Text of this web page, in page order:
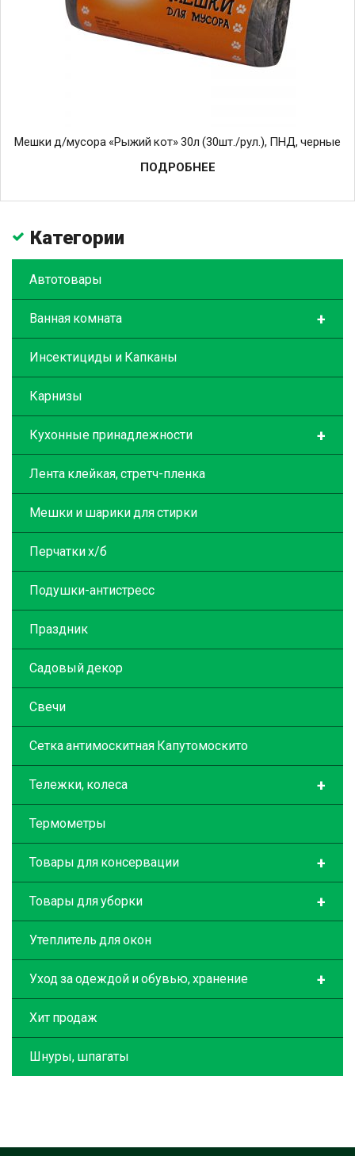
Мешки д/мусора «Рыжий кот» 30л (30шт./рул.), ПНД, черные
ПОДРОБНЕЕ
Категории
Автотовары
+
Ванная комната
Инсектициды и Капканы
Карнизы
+
Кухонные принадлежности
Лента клейкая, стретч-пленка
Мешки и шарики для стирки
Перчатки х/б
Подушки-антистресс
Праздник
Садовый декор
Свечи
Сетка антимоскитная Капутомоскито
+
Тележки, колеса
Термометры
+
Товары для консервации
+
Товары для уборки
Утеплитель для окон
+
Уход за одеждой и обувью, хранение
Хит продаж
Шнуры, шпагаты